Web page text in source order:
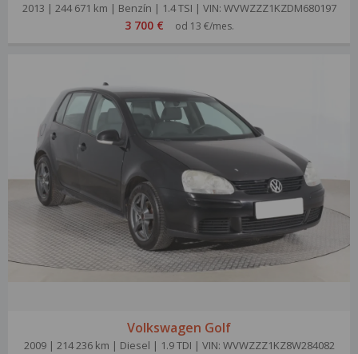
2013 | 244 671 km | Benzín | 1.4 TSI | VIN: WVWZZZ1KZDM680197
3 700 € od 13 €/mes.
Volkswagen Golf
2009 | 214 236 km | Diesel | 1.9 TDI | VIN: WVWZZZ1KZ8W284082